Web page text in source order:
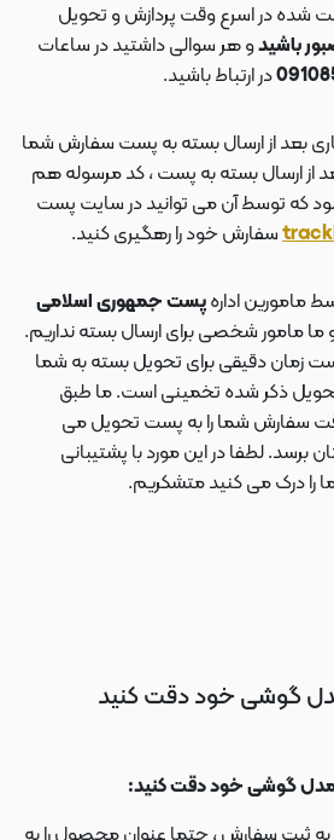
شده در اسرع وقت پردازش و تحویل
باشیدو هر سوالی داشتید در ساعات
در ارتباط باشید.
2 الی 7 روز کاری بعد از ارسال بسته به پست سفارش شما
از ارسال بسته به پست ، کد مرسوله هم
که توسط آن می توانید در سایت پست
سفارش خود را رهگیری کنید.
مامورین ادارهپست جمهوری اسلامی
مامور شخصی برای ارسال بسته نداریم.
زمان دقیقی برای تحویل بسته به شما
تحویل ذکر شده تخمینی است. ما طبق
سفارش شما را به پست تحویل می
برسد. لطفا در این مورد با پشتیبانی
را درک می کنید متشکریم.
گوشی خود دقت کنید
مدل گوشی خود دقت کنید: